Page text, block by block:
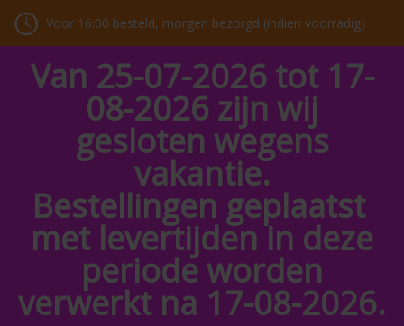
Voor 16:00 besteld, morgen bezorgd (indien voorradig)
Van 25-07-2026 tot 17-
08-2026 zijn wij
gesloten wegens
vakantie.
Bestellingen geplaatst
met levertijden in deze
periode worden
verwerkt na 17-08-2026.